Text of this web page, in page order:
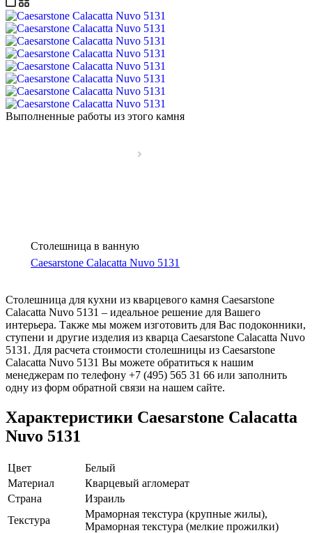
Выполненные работы из этого камня
Столешница в ванную
Caesarstone Calacatta Nuvo 5131
Столешница для кухни из кварцевого камня Caesarstone
Calacatta Nuvo 5131 – идеальное решение для Вашего
интерьера. Также мы можем изготовить для Вас подоконники,
ступени и другие изделия из кварца Caesarstone Calacatta Nuvo
5131. Для расчета стоимости столешницы из Caesarstone
Calacatta Nuvo 5131 Вы можете обратиться к нашим
менеджерам по телефону +7 (495) 565 31 66 или заполнить
одну из форм обратной связи на нашем сайте.
Характеристики Caesarstone Calacatta
Nuvo 5131
Цвет
Белый
Материал
Кварцевый агломерат
Страна
Израиль
Текстура
Мраморная текстура (крупные жилы),
Мраморная текстура (мелкие прожилки)